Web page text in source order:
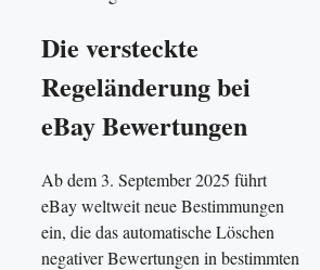
Die versteckte
Regeländerung bei
eBay Bewertungen
Ab dem 3. September 2025 führt
eBay weltweit neue Bestimmungen
ein, die das automatische Löschen
negativer Bewertungen in bestimmten